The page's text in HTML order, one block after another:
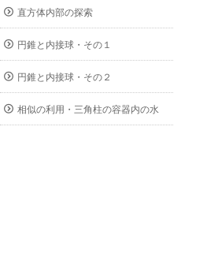
直方体内部の探索
円錐と内接球・その１
円錐と内接球・その２
相似の利用・三角柱の容器内の水